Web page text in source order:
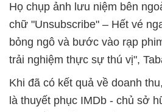
Họ chụp ảnh lưu niệm bên
chữ "Unsubscribe" – Hết vé
bỏng ngô và bước vào rạp
trải nghiệm thực sự thú vị",
Khi đã có kết quả về doanh
là thuyết phục IMDb - chủ sở